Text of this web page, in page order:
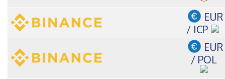
EUR
/ ICP
EUR
/ POL